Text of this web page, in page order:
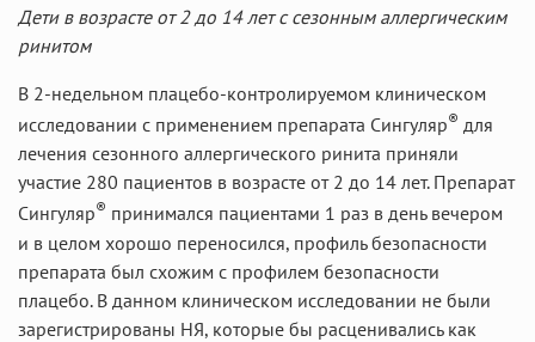
Дети в возрасте от 2 до 14 лет с сезонным аллергическим
ринитом
В 2-недельном плацебо-контролируемом клиническом
исследовании с применением препарата Сингуляр® для
лечения сезонного аллергического ринита приняли
участие 280 пациентов в возрасте от 2 до 14 лет. Препарат
Сингуляр® принимался пациентами 1 раз в день вечером
и в целом хорошо переносился, профиль безопасности
препарата был схожим с профилем безопасности
плацебо. В данном клиническом исследовании не были
зарегистрированы НЯ, которые бы расценивались как